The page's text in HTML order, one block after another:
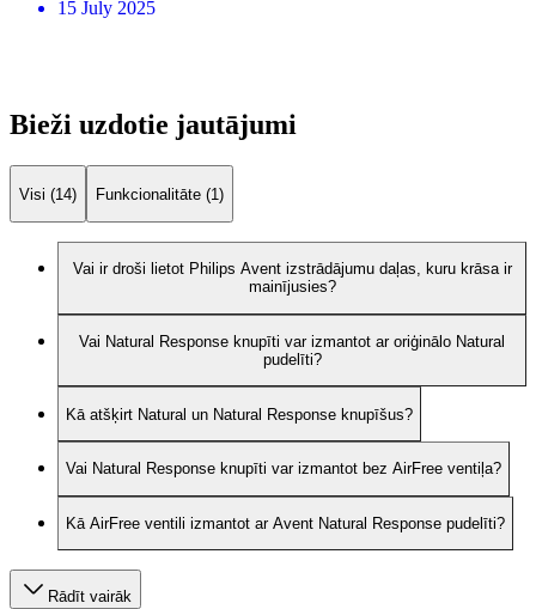
15 July 2025
Bieži uzdotie jautājumi
Visi (14) Funkcionalitāte (1)
Vai ir droši lietot Philips Avent izstrādājumu daļas, kuru krāsa ir
mainījusies?
Vai Natural Response knupīti var izmantot ar oriģinālo Natural
pudelīti?
Kā atšķirt Natural un Natural Response knupīšus?
Vai Natural Response knupīti var izmantot bez AirFree ventiļa?
Kā AirFree ventili izmantot ar Avent Natural Response pudelīti?
Rādīt vairāk